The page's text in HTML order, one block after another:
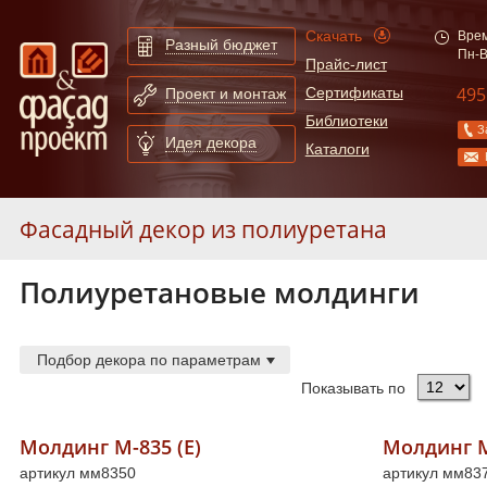
Разный бюджет
Проект и монтаж
Идея декора
Скачать
Прайс-лист
Сертификаты
Библиотеки
Каталоги
Пн-
Фасадный декор из полиуретана
Молдинги
55
Балюстрады
87
Колонны
52
Полиуретановые молдинги
Подбор декора по параметрам
Показывать по
Молдинг М-835 (Е)
артикул мм8350
Молдинг
артикул